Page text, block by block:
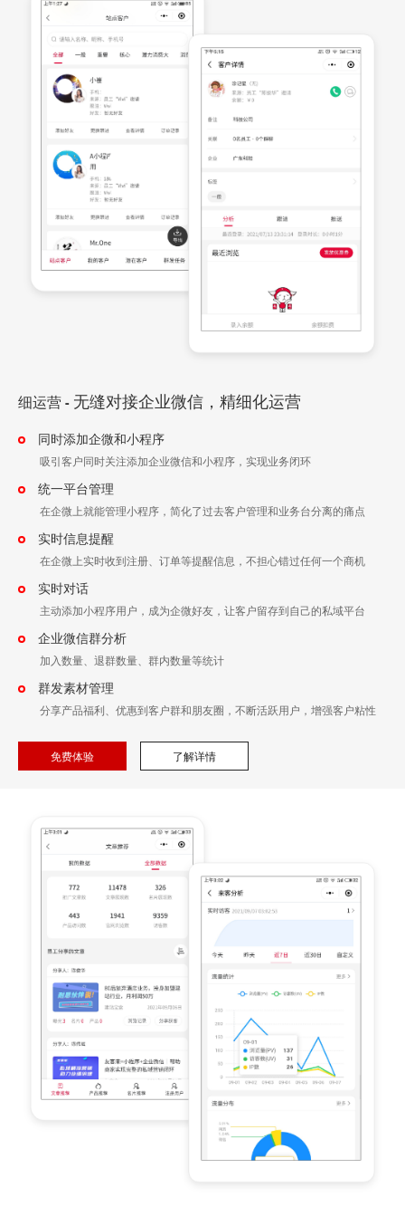
细运营 - 无缝对接企业微信，精细化运营
同时添加企微和小程序
吸引客户同时关注添加企业微信和小程序，实现业务闭环
统一平台管理
在企微上就能管理小程序，简化了过去客户管理和业务台分离的痛点
实时信息提醒
在企微上实时收到注册、订单等提醒信息，不担心错过任何一个商机
实时对话
主动添加小程序用户，成为企微好友，让客户留存到自己的私域平台
企业微信群分析
加入数量、退群数量、群内数量等统计
群发素材管理
分享产品福利、优惠到客户群和朋友圈，不断活跃用户，增强客户粘性
免费体验 了解详情